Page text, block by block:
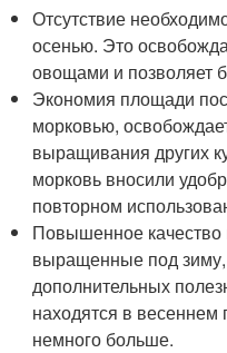
Отсутствие
осенью. Это
овощами и позволяет
Экономия площади
морковью,
выращивания других
морковь вносили
повторном
Повышенное
выращенные под
дополнительных
находятся в весеннем
немного больше.